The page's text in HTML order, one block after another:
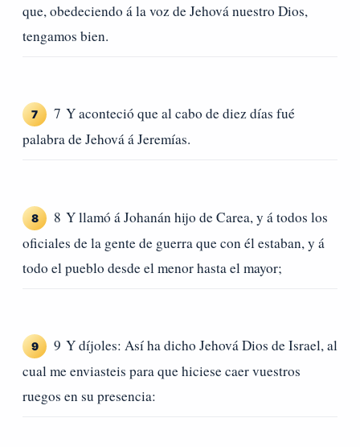
que, obedeciendo á la voz de Jehová nuestro Dios,
tengamos bien.
7
7 Y aconteció que al cabo de diez días fué
palabra de Jehová á Jeremías.
8
8 Y llamó á Johanán hijo de Carea, y á todos los
oficiales de la gente de guerra que con él estaban, y á
todo el pueblo desde el menor hasta el mayor;
9
9 Y díjoles: Así ha dicho Jehová Dios de Israel, al
cual me enviasteis para que hiciese caer vuestros
ruegos en su presencia: